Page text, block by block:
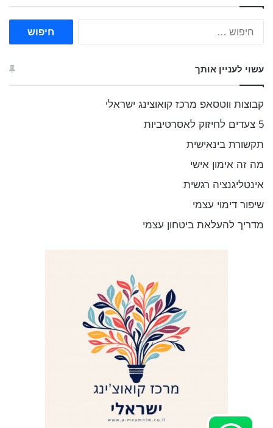
עשוי לעניין אותך
קבוצות ווטסאפ מרכז קואוצינג ישראלי
5 צעדים לחיזוק לאסרטיביות
תקשורת בינאישית
מה זה אימון אישי
אינטליגנציה רגשית
שיפור דימוי עצמי
מדריך להעלאת ביטחון עצמי